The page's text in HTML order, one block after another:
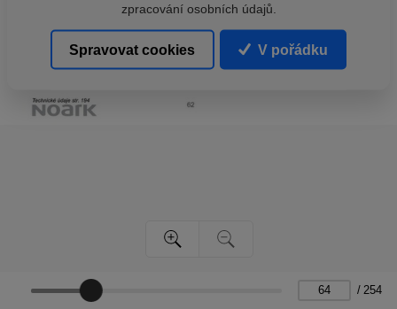
/ 254
zpracování osobních údajů.
Spravovat cookies V pořádku